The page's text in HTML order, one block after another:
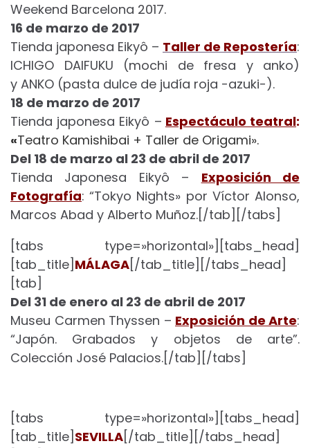
Weekend Barcelona 2017.
16 de marzo de 2017
Tienda japonesa Eikyô – Taller de Repostería:
ICHIGO DAIFUKU (mochi de fresa y anko)
y ANKO (pasta dulce de judía roja -azuki-).
18 de marzo de 2017
Tienda japonesa Eikyô – Espectáculo teatral:
«Teatro Kamishibai + Taller de Origami».
Del 18 de marzo al 23 de abril de 2017
Tienda Japonesa Eikyô – Exposición de
Fotografía: “Tokyo Nights» por Víctor Alonso,
Marcos Abad y Alberto Muñoz.[/tab][/tabs]
[tabs type=»horizontal»][tabs_head]
[tab_title] MÁLAGA[/tab_title][/tabs_head]
[tab]
Del 31 de enero al 23 de abril de 2017
Museu Carmen Thyssen – Exposición de Arte:
“Japón. Grabados y objetos de arte”.
Colección José Palacios.[/tab][/tabs]
[tabs type=»horizontal»][tabs_head]
[tab_title] SEVILLA[/tab_title][/tabs_head]